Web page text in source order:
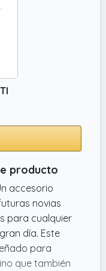
y
sin
material
producto
accesorio
novias
para cualquier
día. Este
para
que también